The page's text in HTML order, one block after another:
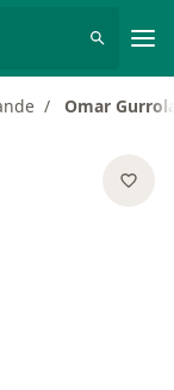
Omar